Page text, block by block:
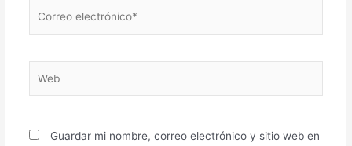
electrónico*
Guardar mi nombre, correo electrónico y sitio web en